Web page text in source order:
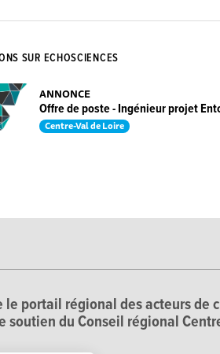
SUR ECHOSCIENCES
ANNONCE
Offre de poste - Ingénieur projet
Centre-Val de Loire
le portail régional des acteurs
soutien du Conseil régional